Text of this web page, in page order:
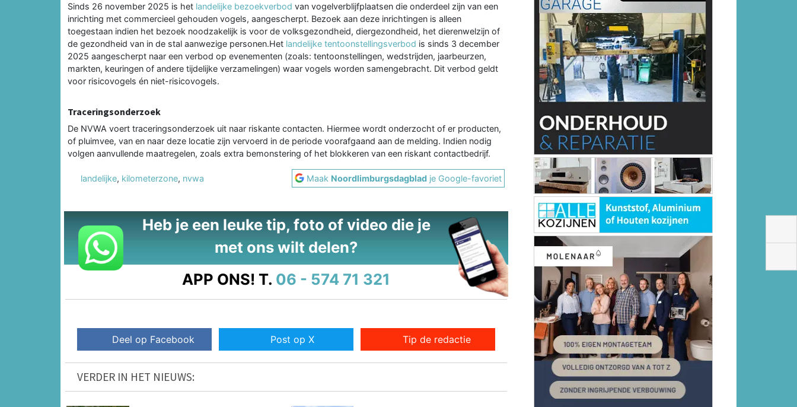
Sinds 26 november 2025 is het landelijke bezoekverbod van vogelverblijfplaatsen die onderdeel zijn van een
inrichting met commercieel gehouden vogels, aangescherpt. Bezoek aan deze inrichtingen is alleen
toegestaan indien het bezoek noodzakelijk is voor de volksgezondheid, diergezondheid, het dierenwelzijn of
de gezondheid van in de stal aanwezige personen.Het landelijke tentoonstellingsverbod is sinds 3 december
2025 aangescherpt naar een verbod op evenementen (zoals: tentoonstellingen, wedstrijden, jaarbeurzen,
markten, keuringen of andere tijdelijke verzamelingen) waar vogels worden samengebracht. Dit verbod geldt
voor risicovogels én niet-risicovogels.
Traceringsonderzoek
De NVWA voert traceringsonderzoek uit naar riskante contacten. Hiermee wordt onderzocht of er producten,
of pluimvee, van en naar deze locatie zijn vervoerd in de periode voorafgaand aan de melding. Indien nodig
volgen aanvullende maatregelen, zoals extra bemonstering of het blokkeren van een riskant contactbedrijf.
landelijke, kilometerzone, nvwa Maak Noordlimburgsdagblad je Google-favoriet
Heb je een leuke tip, foto of video die je
met ons wilt delen?
APP ONS! T. 06 - 574 71 321
Deel op Facebook Post op X Tip de redactie
VERDER IN HET NIEUWS: